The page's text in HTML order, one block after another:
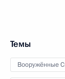
Темы
Вооружённые